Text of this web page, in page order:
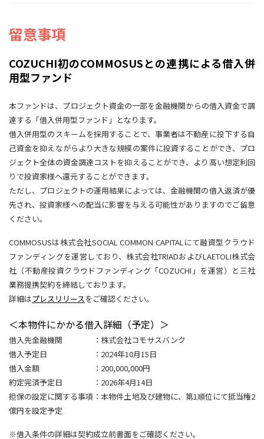
留意事項
COZUCHI初のCOMMOSUSとの連携による借入併
用型ファンド
本ファンドは、プロジェクト資金の一部を金融機関からの借入資金で調
達する「借入併用型ファンド」となります。
借入併用型のスキームを採用することで、事業者は不動産に投下する自
己資金を抑えながらより大きな規模の案件に投資することができ、プロ
ジェクト全体の資金調達コストを抑えることができ、より高い想定利回
りで投資家様へ還元することができます。
ただし、プロジェクトの運用結果によっては、金融機関の借入返済が優
先され、投資家様への配当に影響を与える可能性がありますのでご留意
ください。
COMMOSUSは株式会社SOCIAL COMMON CAPITALにて融資型クラウド
ファンディングを運営しており、株式会社TRIADおよびLAETOLI株式会
社（不動産投資クラウドファンディング「COZUCHI」を運営）と三社
業務提携契約を締結しております。
詳細はプレスリリース をご確認ください。
＜本物件にかかる借入詳細（予定）＞
借入先金融機関 ：株式会社コモサスバンク
借入予定日 ：2024年10月15日
借入金額 ：200,000,000円
約定完済予定日 ：2026年4月14日
担保の設定に関する事項：本物件土地及び建物に、第1順位にて抵当権2
億円を設定予定
※借入条件の詳細は契約成立前書面をご確認ください。